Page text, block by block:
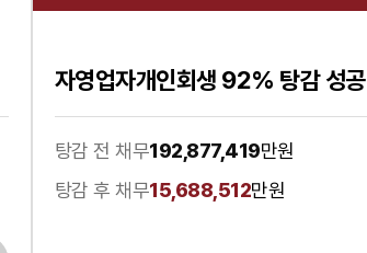
자영업자개인회생 92% 탕감 성공
탕감 전 채무192,877,419만원
탕감 후 채무15,688,512만원